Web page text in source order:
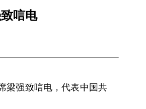
唁电
梁强致唁电，代表中国共